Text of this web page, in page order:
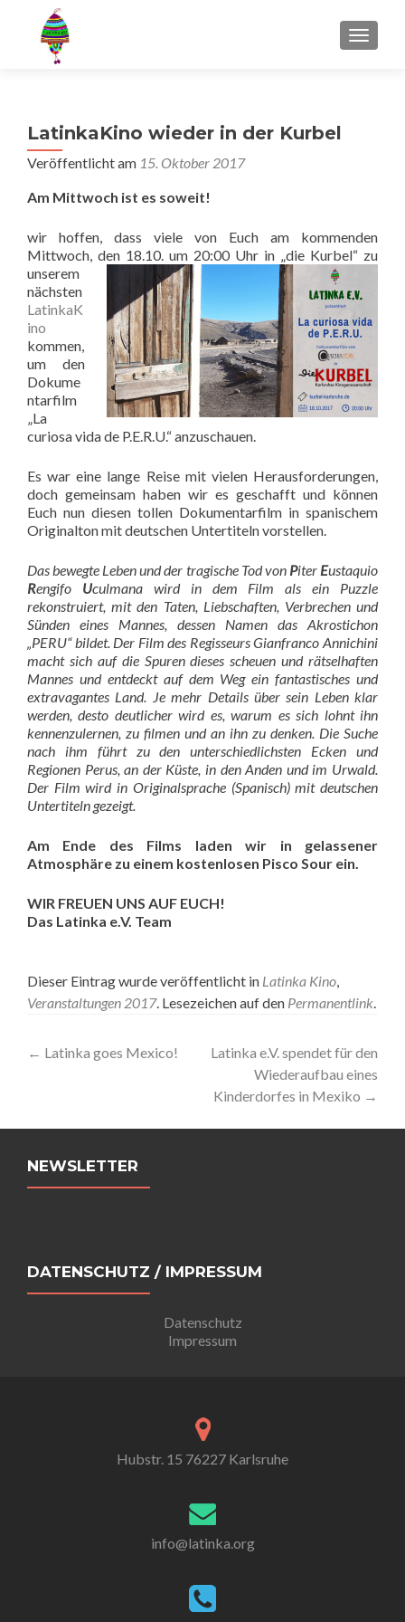
MENU
LatinkaKino wieder in der Kurbel
Veröffentlicht am 15. Oktober 2017
Am Mittwoch ist es soweit!
wir hoffen, dass viele von Euch am kommenden
Mittwoch, den 18.10. um 20:00 Uhr in „die Kurbel“ zu
unserem
nächsten
LatinkaK
ino
kommen,
um den
Dokume
ntarfilm
„La
curiosa vida de P.E.R.U.“ anzuschauen.
Es war eine lange Reise mit vielen Herausforderungen,
doch gemeinsam haben wir es geschafft und können
Euch nun diesen tollen Dokumentarfilm in spanischem
Originalton mit deutschen Untertiteln vorstellen.
Das bewegte Leben und der tragische Tod von Piter Eustaquio
Rengifo Uculmana wird in dem Film als ein Puzzle
rekonstruiert, mit den Taten, Liebschaften, Verbrechen und
Sünden eines Mannes, dessen Namen das Akrostichon
„PERU“ bildet. Der Film des Regisseurs Gianfranco Annichini
macht sich auf die Spuren dieses scheuen und rätselhaften
Mannes und entdeckt auf dem Weg ein fantastisches und
extravagantes Land. Je mehr Details über sein Leben klar
werden, desto deutlicher wird es, warum es sich lohnt ihn
kennenzulernen, zu filmen und an ihn zu denken. Die Suche
nach ihm führt zu den unterschiedlichsten Ecken und
Regionen Perus, an der Küste, in den Anden und im Urwald.
Der Film wird in Originalsprache (Spanisch) mit deutschen
Untertiteln gezeigt.
Am Ende des Films laden wir in gelassener
Atmosphäre zu einem kostenlosen Pisco Sour ein.
WIR FREUEN UNS AUF EUCH!
Das Latinka e.V. Team
Dieser Eintrag wurde veröffentlicht in Latinka Kino,
Veranstaltungen 2017. Lesezeichen auf den Permanentlink.
Artikel-
← Latinka goes Mexico!
Latinka e.V. spendet für den
Wiederaufbau eines
Kinderdorfes in Mexiko →
NEWSLETTER
DATENSCHUTZ / IMPRESSUM
Datenschutz
Impressum
Hubstr. 15 76227 Karlsruhe
info@latinka.org